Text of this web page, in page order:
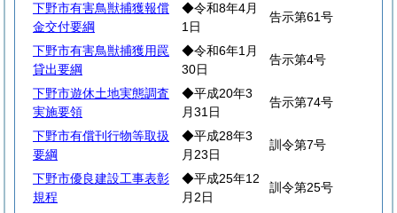
下野市有害鳥獣捕獲報償
金交付要綱
◆令和8年4月
1日
告示第61号
下野市有害鳥獣捕獲用罠
貸出要綱
◆令和6年1月
30日
告示第4号
下野市遊休土地実態調査
実施要領
◆平成20年3
月31日
告示第74号
下野市有償刊行物等取扱
要綱
◆平成28年3
月23日
訓令第7号
下野市優良建設工事表彰
規程
◆平成25年12
月2日
訓令第25号